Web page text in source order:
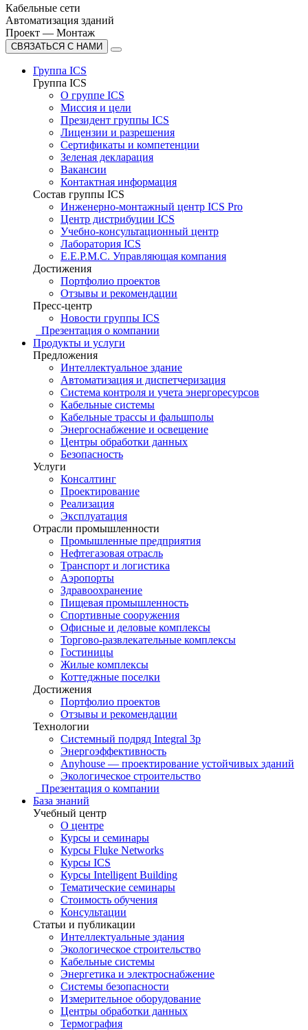
Кабельные сети
Автоматизация зданий
Проект — Монтаж
СВЯЗАТЬСЯ С НАМИ
Группа ICS
Группа ICS
О группе ICS
Миссия и цели
Президент группы ICS
Лицензии и разрешения
Сертификаты и компетенции
Зеленая декларация
Вакансии
Контактная информация
Состав группы ICS
Инженерно-монтажный центр ICS Pro
Центр дистрибуции ICS
Учебно-консультационный центр
Лаборатория ICS
E.E.P.M.C. Управляющая компания
Достижения
Портфолио проектов
Отзывы и рекомендации
Пресс-центр
Новости группы ICS
Презентация о компании
Продукты и услуги
Предложения
Интеллектуальное здание
Автоматизация и диспетчеризация
Система контроля и учета энергоресурсов
Кабельные системы
Кабельные трассы и фальшполы
Энергоснабжение и освещение
Центры обработки данных
Безопасность
Услуги
Консалтинг
Проектирование
Реализация
Эксплуатация
Отрасли промышленности
Промышленные предприятия
Нефтегазовая отрасль
Транспорт и логистика
Аэропорты
Здравоохранение
Пищевая промышленность
Спортивные сооружения
Офисные и деловые комплексы
Торгово-развлекательные комплексы
Гостиницы
Жилые комплексы
Коттеджные поселки
Достижения
Портфолио проектов
Отзывы и рекомендации
Технологии
Системный подряд Integral 3p
Энергоэффективность
Anyhouse — проектирование устойчивых зданий
Экологическое строительство
Презентация о компании
База знаний
Учебный центр
О центре
Курсы и семинары
Курсы Fluke Networks
Курсы ICS
Курсы Intelligent Building
Тематические семинары
Стоимость обучения
Консультации
Статьи и публикации
Интеллектуальные здания
Экологическое строительство
Кабельные системы
Энергетика и электроснабжение
Системы безопасности
Измерительное оборудование
Центры обработки данных
Термография